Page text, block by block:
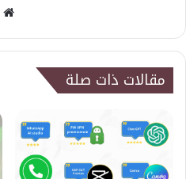
مقالات ذات صلة